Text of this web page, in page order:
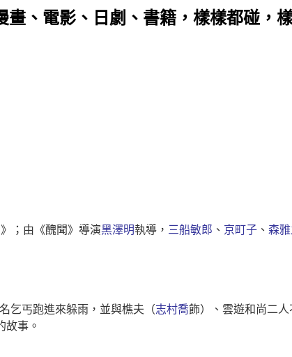
、電影、日劇、書籍，樣樣都碰，
；由《醜聞》導演黑澤明執導， 三船敏郎 、 京町子 、 森雅
乞丐跑進來躲雨，並與樵夫（志村喬飾）、雲遊和尚二
故事。